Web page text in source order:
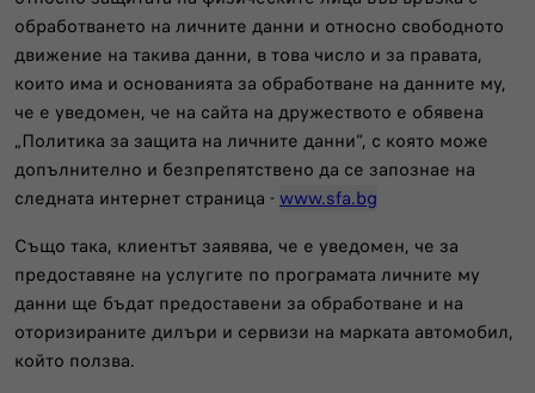
обработването на личните данни и относно свободното
движение на такива данни, в това число и за правата,
които има и основанията за обработване на данните му,
че е уведомен, че на сайта на дружеството е обявена
„Политика за защита на личните данни“, с която може
допълнително и безпрепятствено да се запознае на
следната интернет страница - www.sfa.bg
Също така, клиентът заявява, че е уведомен, че за
предоставяне на услугите по програмата личните му
данни ще бъдат предоставени за обработване и на
оторизираните дилъри и сервизи на марката автомобил,
който ползва.